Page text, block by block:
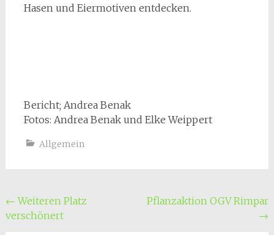
Hasen und Eiermotiven entdecken.
Bericht; Andrea Benak
Fotos: Andrea Benak und Elke Weippert
Allgemein
Beitragsnavigation
← Weiteren Platz
verschönert
Pflanzaktion OGV Rimpar
→